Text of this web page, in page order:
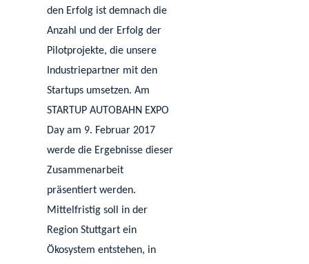
den Erfolg ist demnach die
Anzahl und der Erfolg der
Pilotprojekte, die unsere
Industriepartner mit den
Startups umsetzen. Am
STARTUP AUTOBAHN EXPO
Day am 9. Februar 2017
werde die Ergebnisse dieser
Zusammenarbeit
präsentiert werden.
Mittelfristig soll in der
Region Stuttgart ein
Ökosystem entstehen, in